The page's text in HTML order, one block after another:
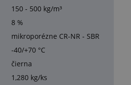
150 - 500 kg/m³
8 %
mikroporézne CR-NR - SBR
-40/+70 °C
čierna
1,280 kg/ks